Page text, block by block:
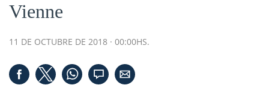
Vienne
11 DE OCTUBRE DE 2018 · 00:00HS.